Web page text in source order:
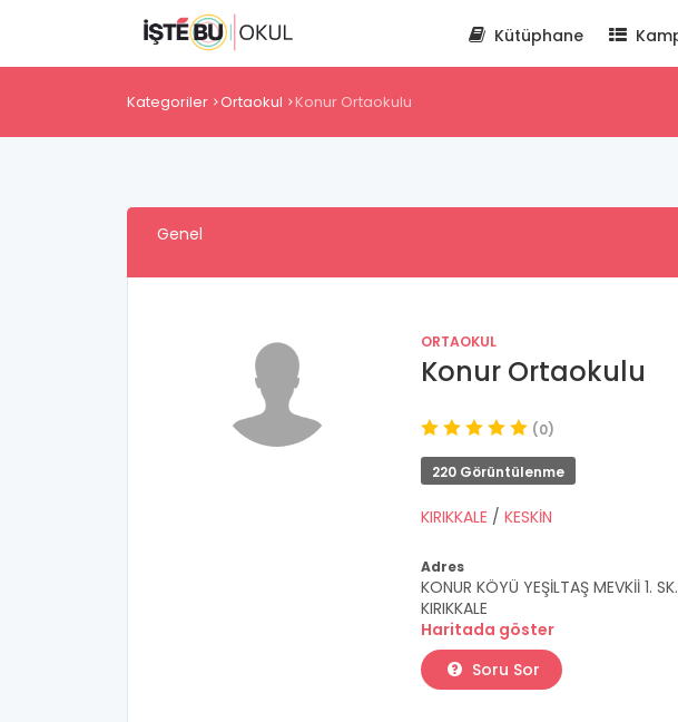
Kütüphane
Kategoriler Ortaokul Konur Ortaokulu
Genel
ORTAOKUL
Konur Ortaokulu
(0)
220 Görüntülenme
KIRIKKALE / KESKİN
Adres
KONUR KÖYÜ YEŞİLTAŞ MEVKİİ 1.
KIRIKKALE
Haritada göster
Soru Sor